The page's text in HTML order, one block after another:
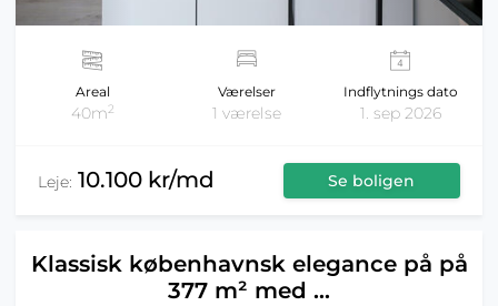
Areal
40m2
Værelser
1 værelse
Indflytnings dato
1. sep 2026
Leje: 10.100 kr/md Se boligen
Klassisk københavnsk elegance på på
377 m² med ...